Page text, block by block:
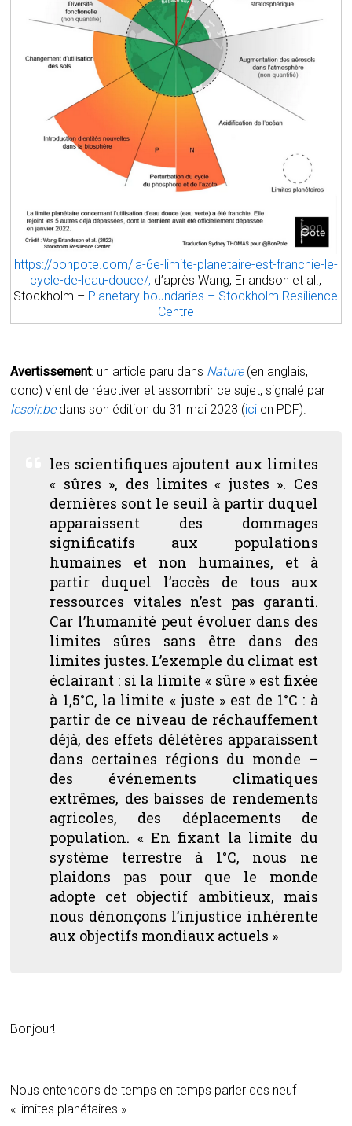
https://bonpote.com/la-6e-limite-planetaire-est-franchie-le-
cycle-de-leau-douce/, d’après Wang, Erlandson et al.,
Stockholm – Planetary boundaries – Stockholm Resilience
Centre
Avertissement: un article paru dans Nature(en anglais,
donc) vient de réactiver et assombrir ce sujet, signalé par
lesoir.bedans son édition du 31 mai 2023 (ici en PDF).
les scientifiques ajoutent aux limites
« sûres », des limites « justes ». Ces
dernières sont le seuil à partir duquel
apparaissent des dommages
significatifs aux populations
humaines et non humaines, et à
partir duquel l’accès de tous aux
ressources vitales n’est pas garanti.
Car l’humanité peut évoluer dans des
limites sûres sans être dans des
limites justes. L’exemple du climat est
éclairant : si la limite « sûre » est fixée
à 1,5°C, la limite « juste » est de 1°C : à
partir de ce niveau de réchauffement
déjà, des effets délétères apparaissent
dans certaines régions du monde –
des événements climatiques
extrêmes, des baisses de rendements
agricoles, des déplacements de
population. « En fixant la limite du
système terrestre à 1°C, nous ne
plaidons pas pour que le monde
adopte cet objectif ambitieux, mais
nous dénonçons l’injustice inhérente
aux objectifs mondiaux actuels »
Bonjour!
Nous entendons de temps en temps parler des neuf
« limites planétaires ».